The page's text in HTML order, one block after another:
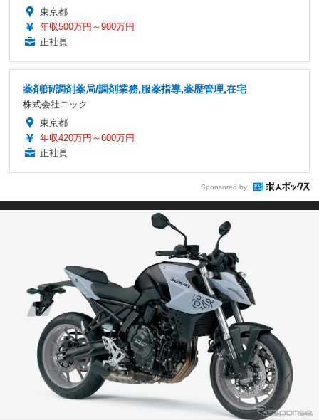
東京都
年収500万円～900万円
正社員
薬剤師/調剤薬局/調剤業務,服薬指導,薬歴管理,在宅
株式会社ニック
東京都
年収420万円～600万円
正社員
Sponsored by